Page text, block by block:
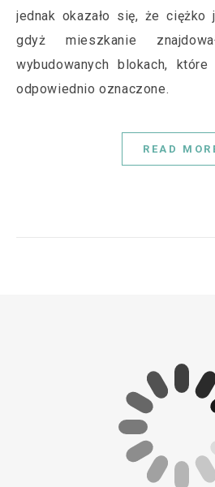
jednak okazało się, że ciężko
gdyż mieszkanie
wybudowanych blokach,
odpowiednio oznaczone.
READ